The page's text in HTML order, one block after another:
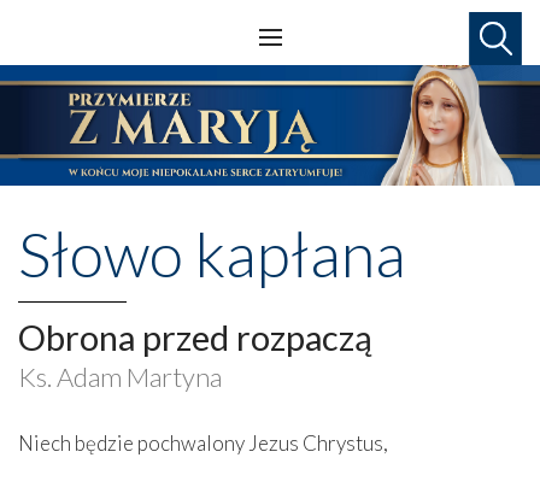
Słowo kapłana
Obrona przed rozpaczą
Ks. Adam Martyna
Niech będzie pochwalony Jezus Chrystus,